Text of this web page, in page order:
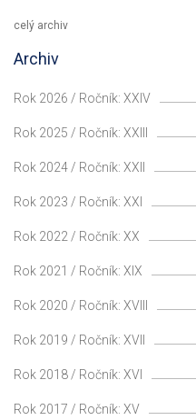
celý archiv
Archiv
Rok 2026 / Ročník: XXIV
Rok 2025 / Ročník: XXIII
Rok 2024 / Ročník: XXII
Rok 2023 / Ročník: XXI
Rok 2022 / Ročník: XX
Rok 2021 / Ročník: XIX
Rok 2020 / Ročník: XVIII
Rok 2019 / Ročník: XVII
Rok 2018 / Ročník: XVI
Rok 2017 / Ročník: XV